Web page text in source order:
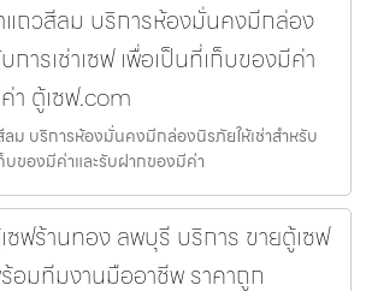
แถวสีลม บริการห้องมั่นคงมีกล่อง
การเช่าเซฟ เพื่อเป็นที่เก็บของมีค่า
า ตู้เซฟ.com
ลม บริการห้องมั่นคงมีกล่องนิรภัยให้เช่าสำหรับ
บของมีค่าและรับฝากของมีค่า
ฟร้านทอง ลพบุรี บริการ ขายตู้เซฟ
อมทีมงานมืออาชีพ ราคาถูก